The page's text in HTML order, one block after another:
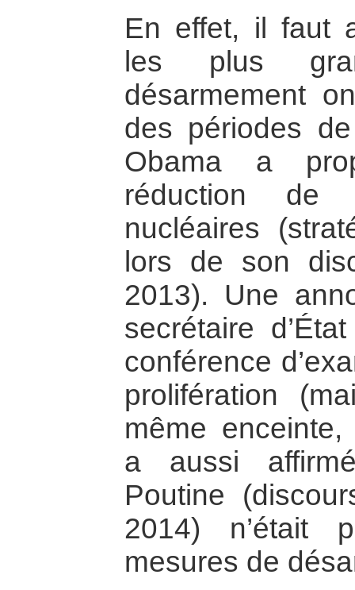
En effet, il faut
les plus
désarmement
des périodes
Obama a
réduction de
nucléaires
lors de son
2013). Une
secrétaire
conférence
prolifération
même enceinte,
a aussi
Poutine
2014) n’était
mesures de